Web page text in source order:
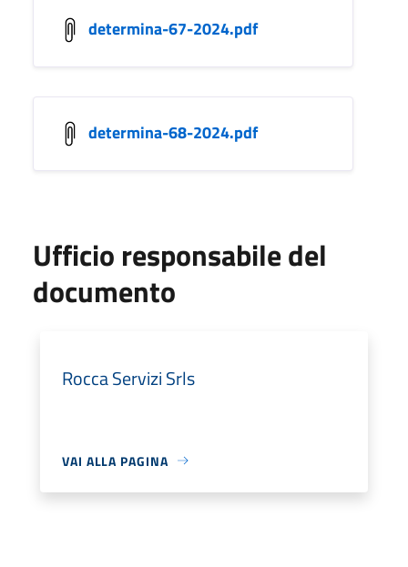
determina-67-2024.pdf
determina-68-2024.pdf
Ufficio responsabile del
documento
Rocca Servizi Srls
VAI ALLA PAGINA